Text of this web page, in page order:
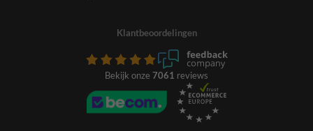
Klantbeoordelingen
Bekijk onze 7061 reviews